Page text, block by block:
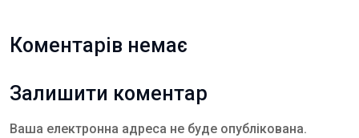
Коментарів немає
Залишити коментар
Ваша електронна адреса не буде опублікована.